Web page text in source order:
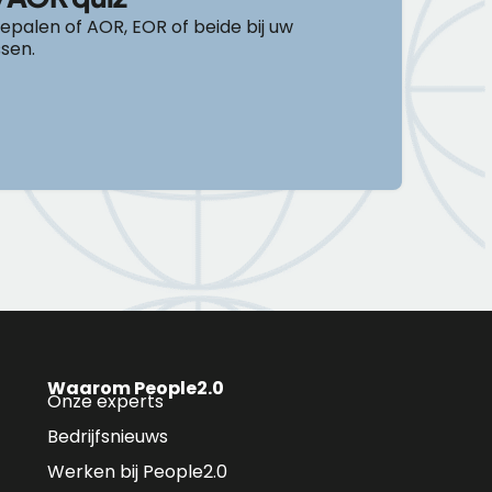
of AOR, EOR of beide bij uw
Waarom People2.0
Onze experts
Bedrijfsnieuws
Werken bij People2.0